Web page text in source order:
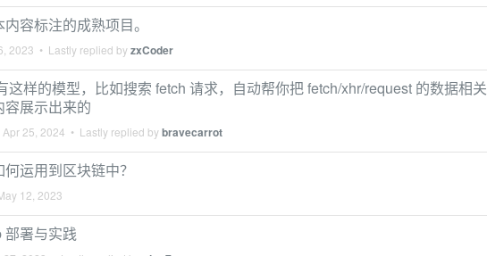
容标注的成熟项目。
2023 • Lastly replied byzxCoder
这样的模型，比如搜索 fetch 请求，自动帮你把 fetch/xhr/request 的数据相关
展示出来的
Apr 25, 2024 • Lastly replied bybravecarrot
运用到区块链中？
12, 2023
部署与实践